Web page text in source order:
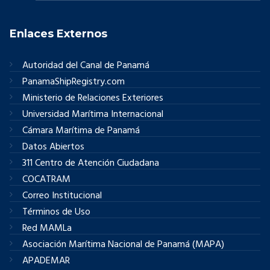
Enlaces Externos
Autoridad del Canal de Panamá
PanamaShipRegistry.com
Ministerio de Relaciones Exteriores
Universidad Marítima Internacional
Cámara Marítima de Panamá
Datos Abiertos
311 Centro de Atención Ciudadana
COCATRAM
Correo Institucional
Términos de Uso
Red MAMLa
Asociación Marítima Nacional de Panamá (MAPA)
APADEMAR